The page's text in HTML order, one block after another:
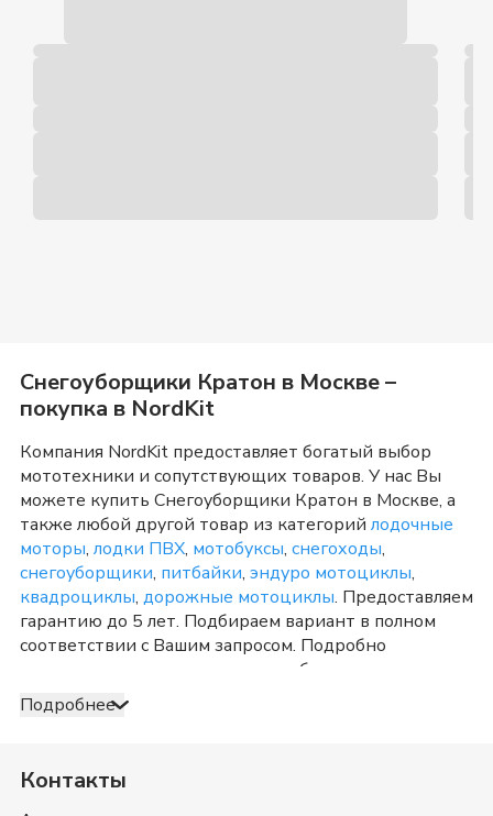
Снегоуборщики Кратон в Москве–
покупка в NordKit
Компания NordKit предоставляет богатый выбор
мототехники и сопутствующих товаров. У нас Вы
можете купить Снегоуборщики Кратон в Москве, а
также любой другой товар из категорий лодочные
моторы, лодки ПВХ, мотобуксы, снегоходы,
снегоуборщики, питбайки, эндуро мотоциклы,
квадроциклы, дорожные мотоциклы. Предоставляем
гарантию до 5 лет. Подбираем вариант в полном
соответствии с Вашим запросом. Подробно
консультируем и отвечаем на любые вопросы по
телефону и в шоу-руме в
категорииСнегоуборщики Кратон
Москве
России. Оплата принимается несколькими способами:
Подробнее
Контакты